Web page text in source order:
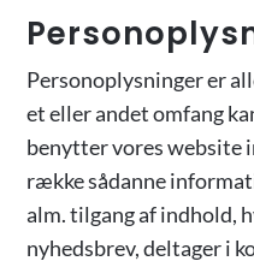
Personoplysninger er
et eller andet omfang
benytter vores website
række sådanne
alm. tilgang af indhold,
nyhedsbrev, deltager i